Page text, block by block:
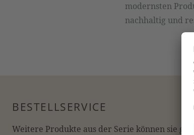
modernsten
nachhaltig und
BESTELLSERVICE
Weitere Produkte aus der Serie können sie